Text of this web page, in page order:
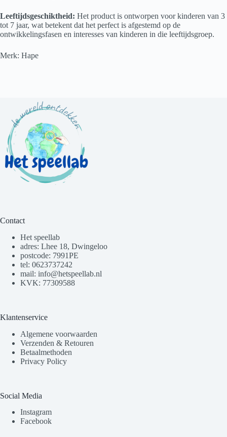
Leeftijdsgeschiktheid: Het product is ontworpen voor kinderen van 3
tot 7 jaar, wat betekent dat het perfect is afgestemd op de
ontwikkelingsfasen en interesses van kinderen in die leeftijdsgroep.
Merk: Hape
Contact
Het speellab
adres: Lhee 18, Dwingeloo
postcode: 7991PE
tel: 0623737242
mail: info@hetspeellab.nl
KVK: 77309588
Klantenservice
Algemene voorwaarden
Verzenden & Retouren
Betaalmethoden
Privacy Policy
Social Media
Instagram
Facebook